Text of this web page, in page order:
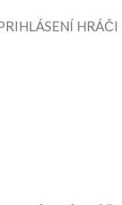
HRÁČI